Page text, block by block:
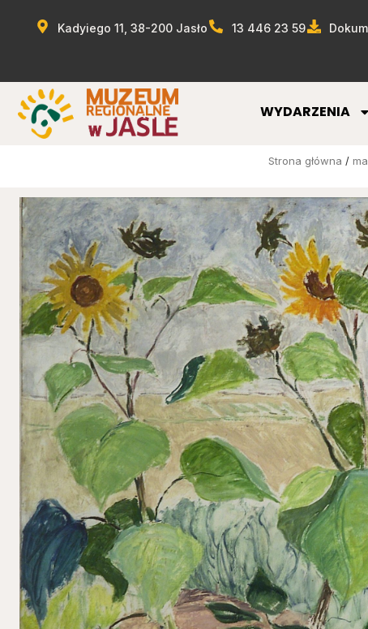
Kadyiego 11, 38-200 Jasło 13 446 23 59
WYDARZENIA
Strona główna /